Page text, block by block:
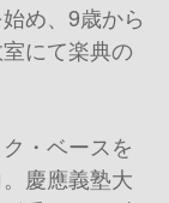
め、9歳から
にて楽典の
・ベースを
慶應義塾大